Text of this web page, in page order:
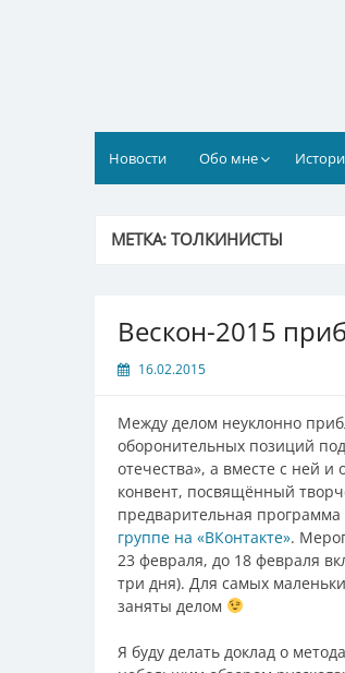
Новости Обо мне
МЕТКА:ТОЛКИНИСТЫ
Вескон-2015
16.02.2015
Между делом неуклонно
оборонительных позиций
отечества», а вместе с ней
конвент, посвящённый
предварительная
группе на «ВКонтакте».
23 февраля, до 18 февраля
три дня). Для самых
заняты делом
Я буду делать доклад о